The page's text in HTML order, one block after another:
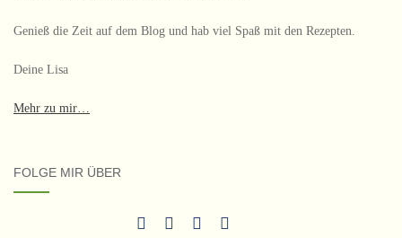
Genieß die Zeit auf dem Blog und hab viel Spaß mit den Rezepten.
Deine Lisa
Mehr zu mir…
FOLGE MIR ÜBER